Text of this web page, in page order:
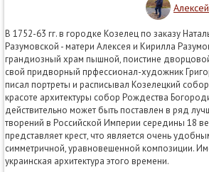
В 1752-63 гг. в городке Козелец по заказу
Разумовской - матери Алексея и Кирилла
грандиозный храм пышной, поистине
свой придворный прфессионал-художник
писал портреты и расписывал Козелецкий
красоте архитектуры собор Рождества
действительно может быть поставлен в ряд
творений в Российской Империи середины 18
представляет крест, что является очень
симметричной, уравновешенной композиции.
украинская архитектура этого времени.